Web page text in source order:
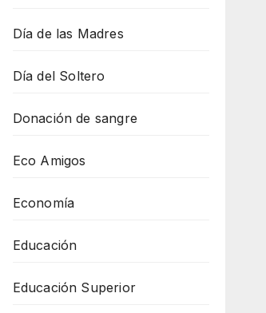
Día de las Madres
Día del Soltero
Donación de sangre
Eco Amigos
Economía
Educación
Educación Superior